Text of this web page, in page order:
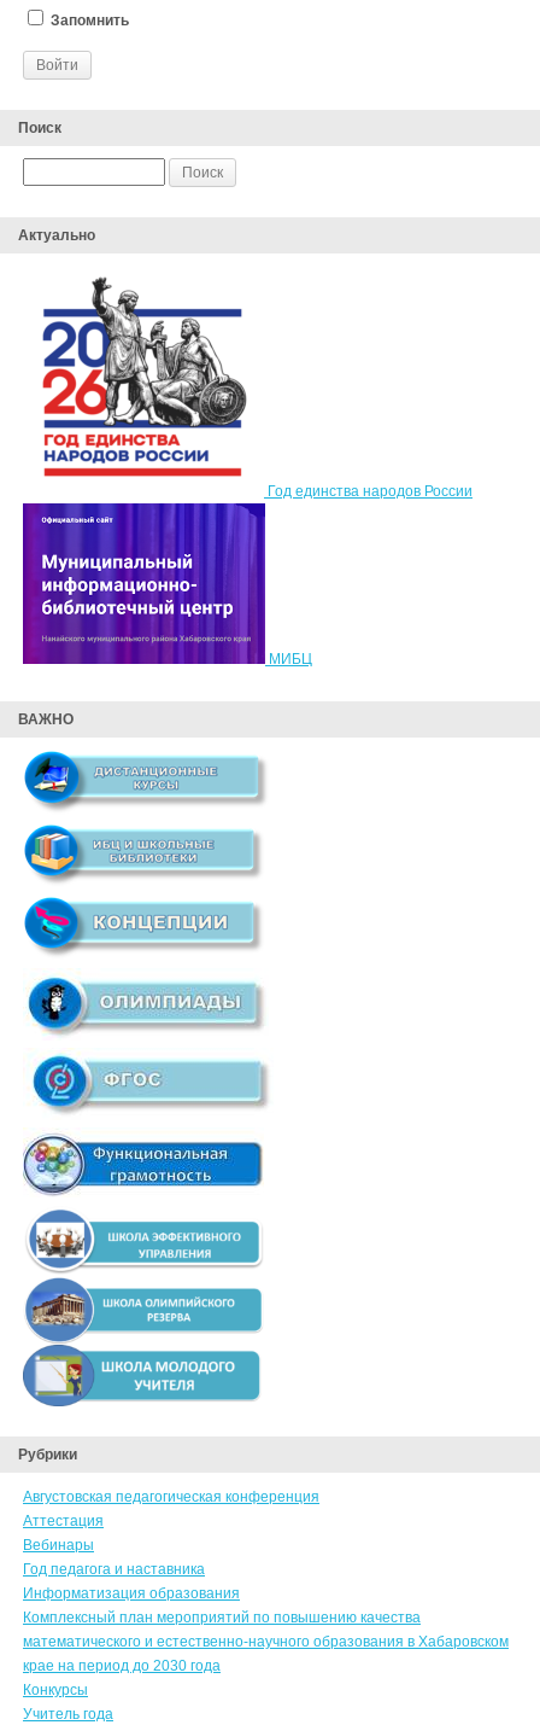
Запомнить
Поиск
Актуально
Год единства народов России
МИБЦ
ВАЖНО
Рубрики
Августовская педагогическая конференция
Аттестация
Вебинары
Год педагога и наставника
Информатизация образования
Комплексный план мероприятий по повышению качества
математического и естественно-научного образования в Хабаровском
крае на период до 2030 года
Конкурсы
Учитель года